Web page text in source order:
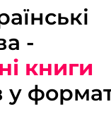
-
книги
у